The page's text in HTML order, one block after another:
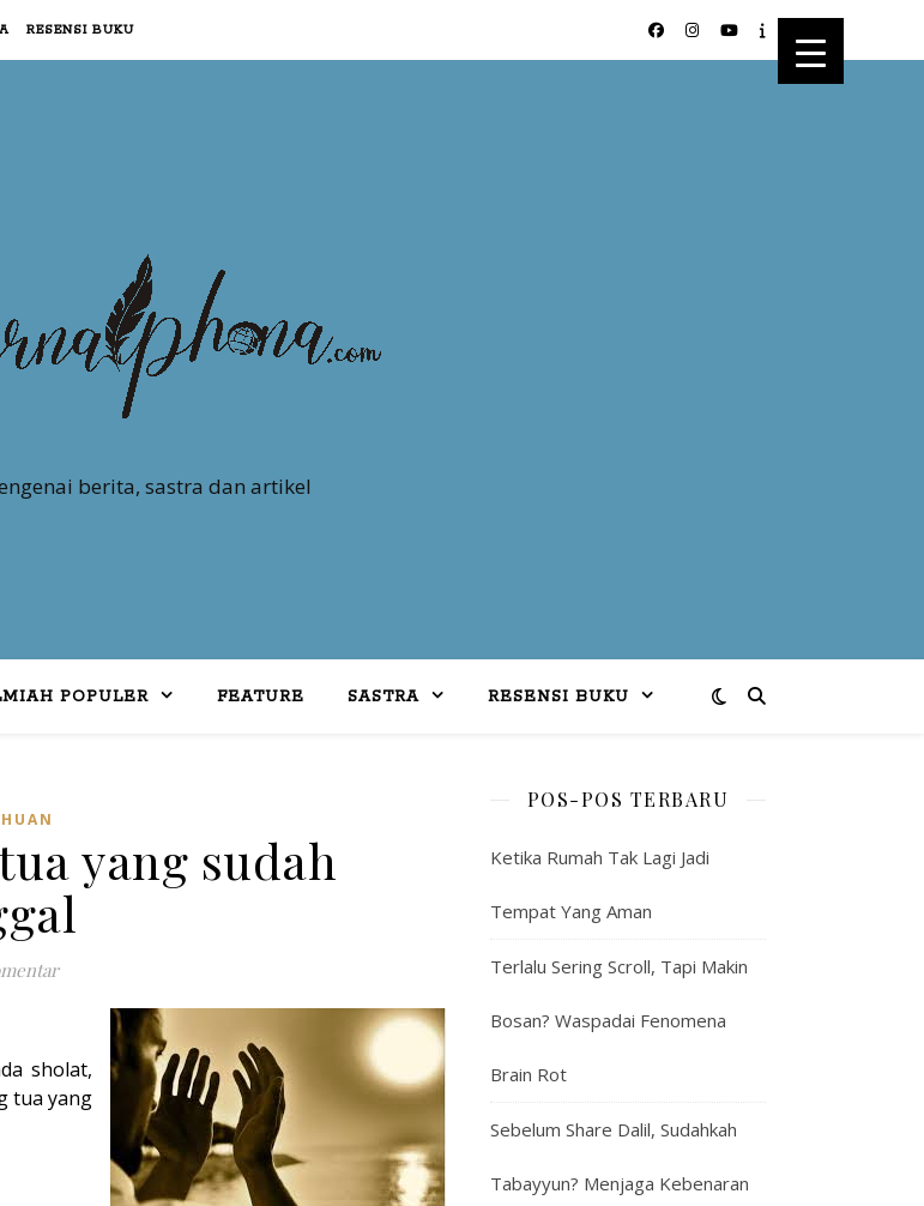
RESENSI BUKU
berita, sastra dan artikel
POPULER FEATURE SASTRA RESENSI BUKU
yang sudah
sholat,
tua yang
POS-POS TERBARU
Ketika Rumah Tak Lagi Jadi
Tempat Yang Aman
Terlalu Sering Scroll, Tapi Makin
Bosan? Waspadai Fenomena
Brain Rot
Sebelum Share Dalil, Sudahkah
Tabayyun? Menjaga Kebenaran